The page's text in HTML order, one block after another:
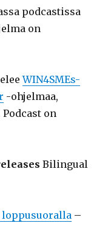
podcastissa
on
WIN4SMEs-
-ohjelmaa,
on
Bilingual
loppusuoralla –